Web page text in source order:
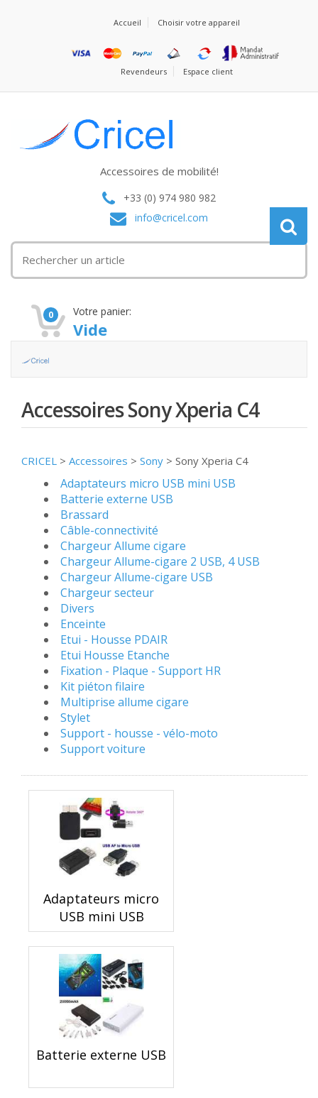
Accueil Choisir votre appareil
Revendeurs Espace client
Accessoires de mobilité!
+33 (0) 974 980 982
info@cricel.com
0 Votre panier:
Vide
Accessoires Sony Xperia C4
CRICEL > Accessoires > Sony > Sony Xperia C4
Adaptateurs micro USB mini USB
Batterie externe USB
Brassard
Câble-connectivité
Chargeur Allume cigare
Chargeur Allume-cigare 2 USB, 4 USB
Chargeur Allume-cigare USB
Chargeur secteur
Divers
Enceinte
Etui - Housse PDAIR
Etui Housse Etanche
Fixation - Plaque - Support HR
Kit piéton filaire
Multiprise allume cigare
Stylet
Support - housse - vélo-moto
Support voiture
Adaptateurs micro
USB mini USB
Batterie externe USB